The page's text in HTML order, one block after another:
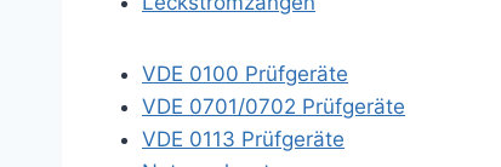
VDE 0100 Prüfgeräte
VDE 0701/0702 Prüfgeräte
VDE 0113 Prüfgeräte